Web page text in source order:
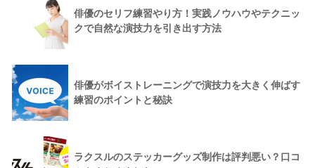
俳優のセリフ練習やり方！実践ノウハウやテクニッ
クで自然な演技力を引き出す方法
俳優がボイストレーニングで演技力を大きく伸ばす
練習のポイントと秘訣
ラクスルのステッカーグッズ制作は評判悪い？口コ